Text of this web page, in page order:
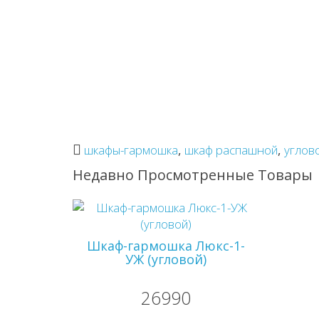
шкафы-гармошка, шкаф распашной,
Недавно Просмотренные Товары
Шкаф-гармошка Люкс-1-
УЖ (угловой)
26990